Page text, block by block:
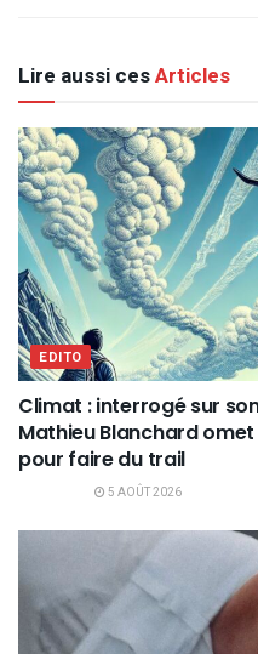
Lire aussi cesArticles
EDITO
Climat : interrogé sur
Mathieu Blanchard omet
pour faire du trail
5 AOÛT 2026